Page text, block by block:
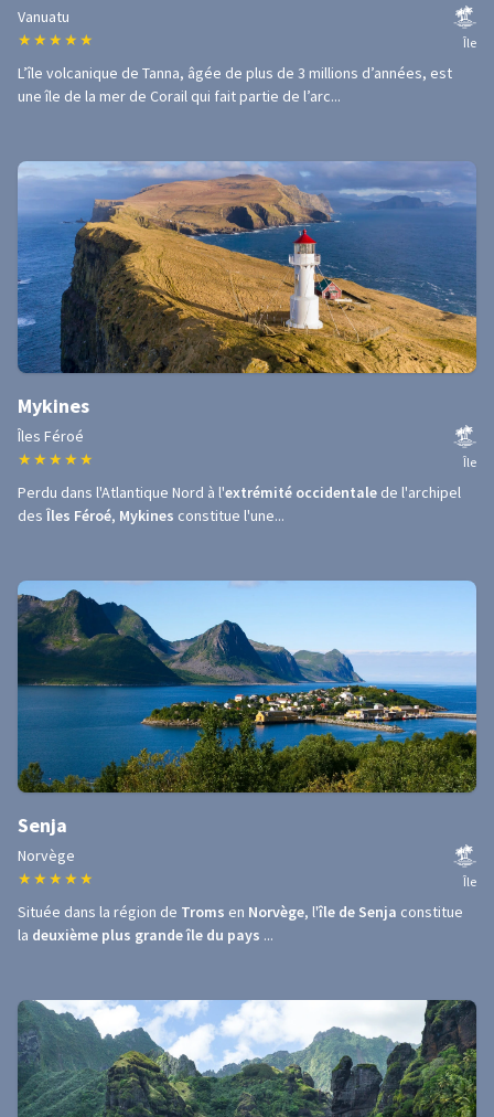
Vanuatu
★ ★ ★ ★ ★ Île
L’île volcanique de Tanna, âgée de plus de 3 millions d’années, est
une île de la mer de Corail qui fait partie de l’arc...
Mykines
Îles Féroé
★ ★ ★ ★ ★ Île
Perdu dans l'Atlantique Nord à l'extrémité occidentale de l'archipel
des Îles Féroé, Mykines constitue l'une...
Senja
Norvège
★ ★ ★ ★ ★ Île
Située dans la région de Troms en Norvège, l'île de Senja constitue
la deuxième plus grande île du pays ...